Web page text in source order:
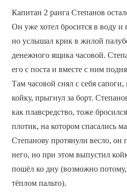
Капитан 2 ранга Степанов
Он уже хотел бросится в воду и
но услышал крик в жилой
денежного ящика часовой.
его с поста и вместе с ним
Там часовой снял с себя
койку, прыгнул за борт.
как плавсредство, тоже
плотик, на котором спасались
Степанову протянули весло, он
него, но при этом выпустил
пошёл ко дну (возможно
тёплом пальто).